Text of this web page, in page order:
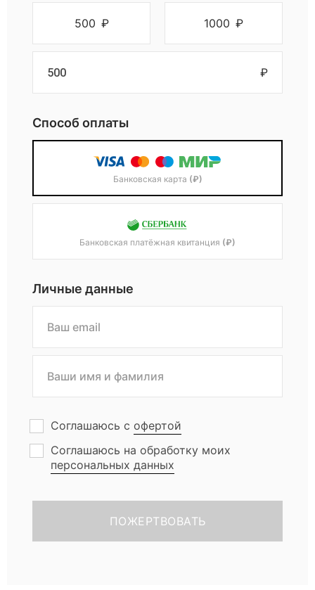
500 ₽ 1000 ₽
₽
Способ оплаты
Банковская карта (₽)
Банковская платёжная квитанция (₽)
Личные данные
Соглашаюсь с офертой
Соглашаюсь на обработку моих
персональных данных